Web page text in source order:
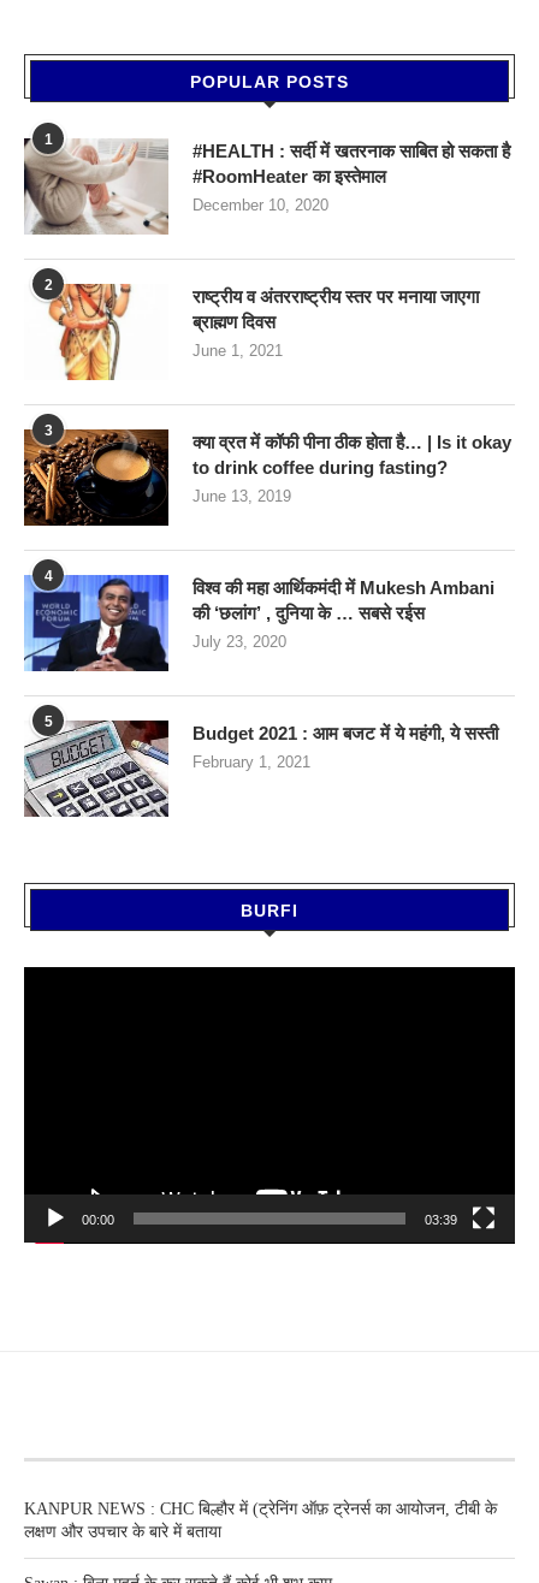
POPULAR POSTS
1
#HEALTH : सर्दी में खतरनाक साबित हो सकता है
#RoomHeater का इस्तेमाल
December 10, 2020
2
राष्ट्रीय व अंतरराष्ट्रीय स्तर पर मनाया जाएगा
ब्राह्मण दिवस
June 1, 2021
3
क्या व्रत में कॉफी पीना ठीक होता है… | Is it okay
to drink coffee during fasting?
June 13, 2019
4
विश्व की महा आर्थिकमंदी में Mukesh Ambani
की ‘छलांग’ , दुनिया के … सबसे रईस
July 23, 2020
5
Budget 2021 : आम बजट में ये महंगी, ये सस्‍ती
February 1, 2021
BURFI
00:00 03:39
KANPUR NEWS : CHC बिल्हौर में (ट्रेनिंग ऑफ़ ट्रेनर्स का आयोजन, टीबी के
लक्षण और उपचार के बारे में बताया